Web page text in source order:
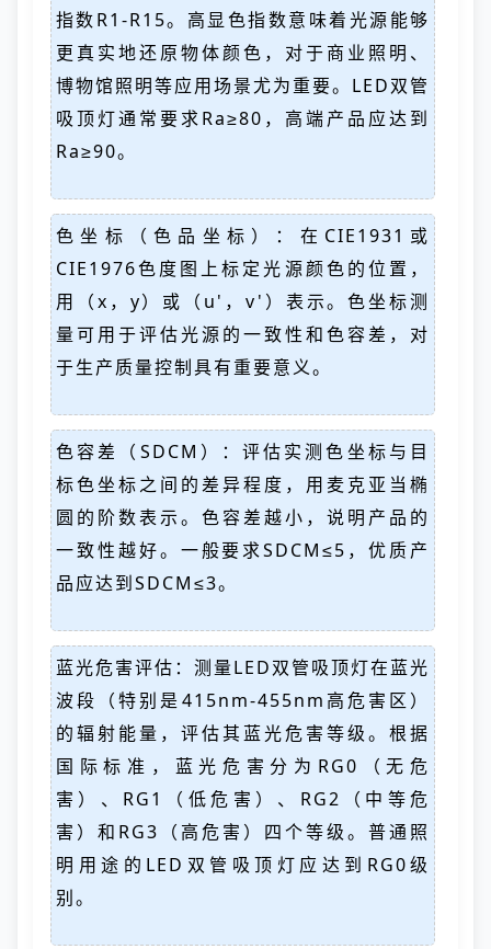
指数R1-R15。高显色指数意味着光源能够
更真实地还原物体颜色，对于商业照明、
博物馆照明等应用场景尤为重要。LED双管
吸顶灯通常要求Ra≥80，高端产品应达到
Ra≥90。
色坐标（色品坐标）：在CIE1931或
CIE1976色度图上标定光源颜色的位置，
用（x，y）或（u'，v'）表示。色坐标测
量可用于评估光源的一致性和色容差，对
于生产质量控制具有重要意义。
色容差（SDCM）：评估实测色坐标与目
标色坐标之间的差异程度，用麦克亚当椭
圆的阶数表示。色容差越小，说明产品的
一致性越好。一般要求SDCM≤5，优质产
品应达到SDCM≤3。
蓝光危害评估：测量LED双管吸顶灯在蓝光
波段（特别是415nm-455nm高危害区）
的辐射能量，评估其蓝光危害等级。根据
国际标准，蓝光危害分为RG0（无危
害）、RG1（低危害）、RG2（中等危
害）和RG3（高危害）四个等级。普通照
明用途的LED双管吸顶灯应达到RG0级
别。